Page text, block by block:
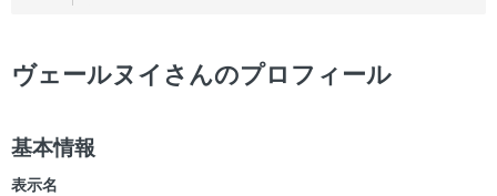
ヴェールヌイさんのプロフィール
基本情報
表示名